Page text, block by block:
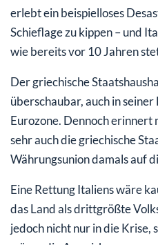
erlebt ein beispielloses
Schieflage zu kippen – und
wie bereits vor 10 Jahren
Der griechische
überschaubar, auch in
Eurozone. Dennoch erinnert
sehr auch die griechische
Währungsunion damals auf
Eine Rettung Italiens wäre
das Land als drittgrößte
jedoch nicht nur in die Krise,